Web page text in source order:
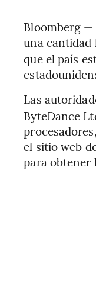
Bloomberg —
una cantidad
que el país
Las
ByteDance
el sitio web
para obtener